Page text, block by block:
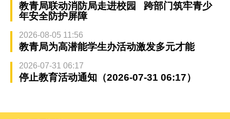
教青局联动消防局走进校园 跨部门筑牢青少
年安全防护屏障
2026-08-05 11:56
教青局为高潜能学生办活动激发多元才能
2026-07-31 06:17
停止教育活动通知（2026-07-31 06:17）